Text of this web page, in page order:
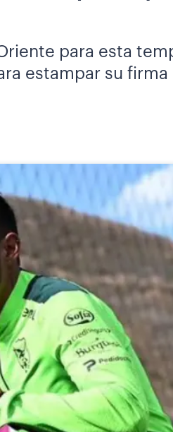
para esta
estampar su firma